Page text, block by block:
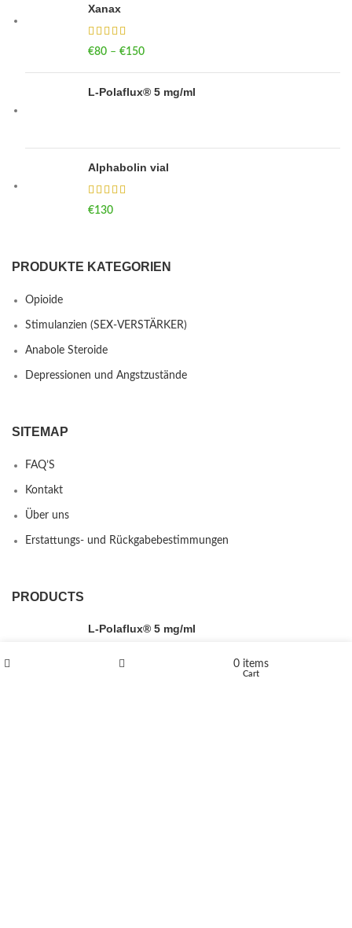
Xanax
€80 – €150
L-Polaflux® 5 mg/ml
Alphabolin vial
€130
PRODUKTE KATEGORIEN
Opioide
Stimulanzien (SEX-VERSTÄRKER)
Anabole Steroide
Depressionen und Angstzustände
SITEMAP
FAQ’S
Kontakt
Über uns
Erstattungs- und Rückgabebestimmungen
PRODUCTS
L-Polaflux® 5 mg/ml
0 items
Cart